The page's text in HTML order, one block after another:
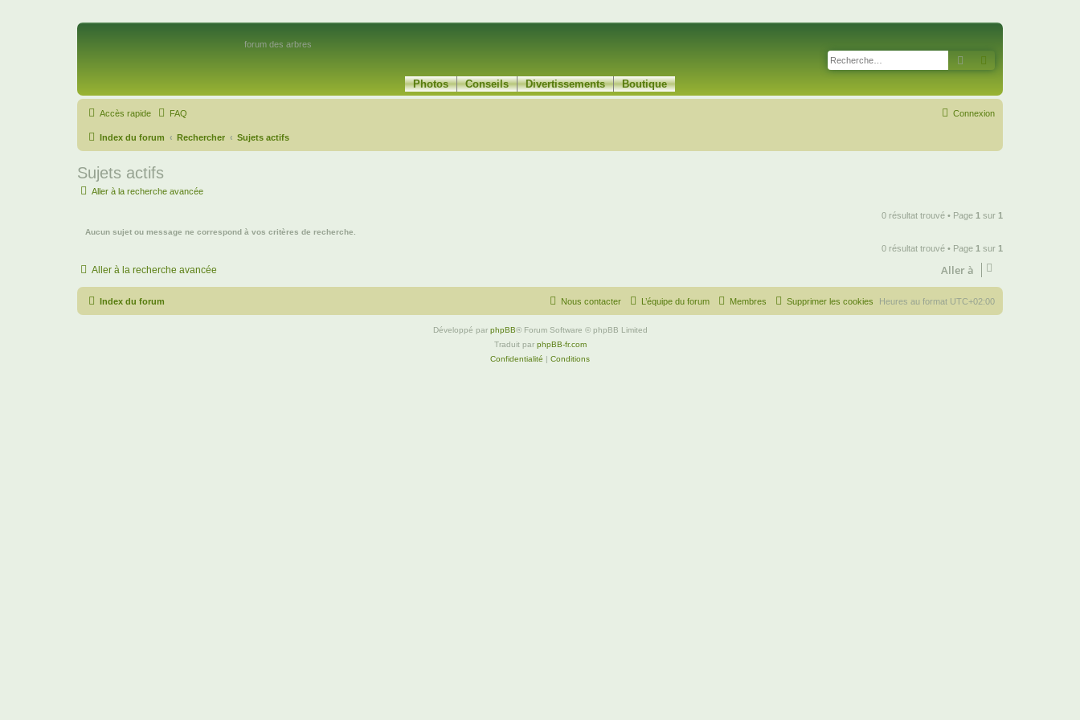
forum des arbres
Rechercher
Photos Conseils Divertissements Boutique
Accès rapide FAQ Connexion
Index du forum Rechercher Sujets actifs
Sujets actifs
Aller à la recherche avancée
0 résultat trouvé • Page 1 sur 1
Aucun sujet ou message ne correspond à vos critères de recherche.
0 résultat trouvé • Page 1 sur 1
Aller à la recherche avancée Aller à
Index du forum Heures au format UTC+02:00
Supprimer les cookies
Membres
L’équipe du forum
Nous contacter
Développé par phpBB® Forum Software © phpBB Limited
Traduit par phpBB-fr.com
Confidentialité | Conditions